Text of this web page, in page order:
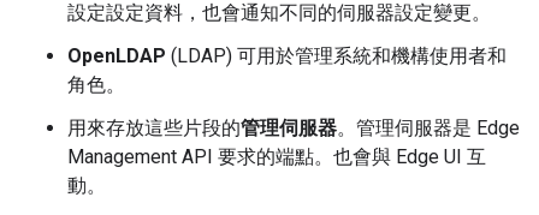
設定設定資料，也會通知不同的伺服器設定變更。
OpenLDAP (LDAP) 可用於管理系統和機構使用者和
角色。
用來存放這些片段的管理伺服器。管理伺服器是 Edge
Management API 要求的端點。也會與 Edge UI 互
動。